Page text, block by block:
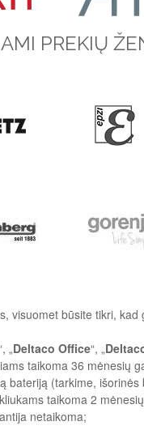
PREKIŲ
visuomet būsite tikri,
„Deltaco Office“, „
taikoma 36 mėnesių
bateriją (tarkime,
taikoma 2
netaikoma;